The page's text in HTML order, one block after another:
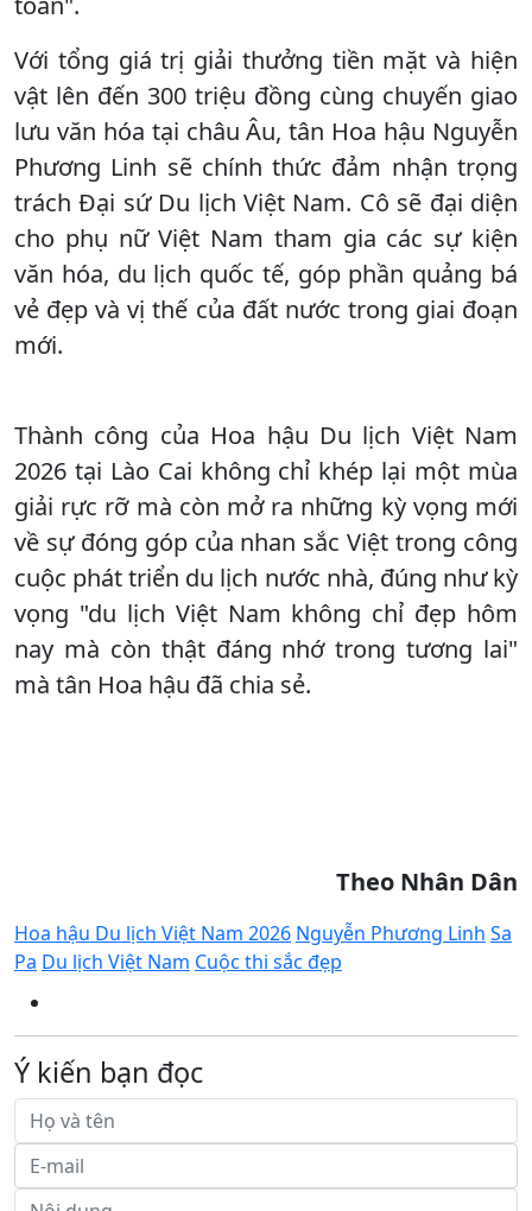
Với tổng giá trị giải thưởng tiền mặt và hiện
vật lên đến 300 triệu đồng cùng chuyến giao
lưu văn hóa tại châu Âu, tân Hoa hậu Nguyễn
Phương Linh sẽ chính thức đảm nhận trọng
trách Đại sứ Du lịch Việt Nam. Cô sẽ đại diện
cho phụ nữ Việt Nam tham gia các sự kiện
văn hóa, du lịch quốc tế, góp phần quảng bá
vẻ đẹp và vị thế của đất nước trong giai đoạn
mới.
Thành công của Hoa hậu Du lịch Việt Nam
2026 tại Lào Cai không chỉ khép lại một mùa
giải rực rỡ mà còn mở ra những kỳ vọng mới
về sự đóng góp của nhan sắc Việt trong công
cuộc phát triển du lịch nước nhà, đúng như kỳ
vọng "du lịch Việt Nam không chỉ đẹp hôm
nay mà còn thật đáng nhớ trong tương lai"
mà tân Hoa hậu đã chia sẻ.
Theo Nhân Dân
Hoa hậu Du lịch Việt Nam 2026 Nguyễn Phương Linh Sa
Pa Du lịch Việt Nam Cuộc thi sắc đẹp
Ý kiến bạn đọc